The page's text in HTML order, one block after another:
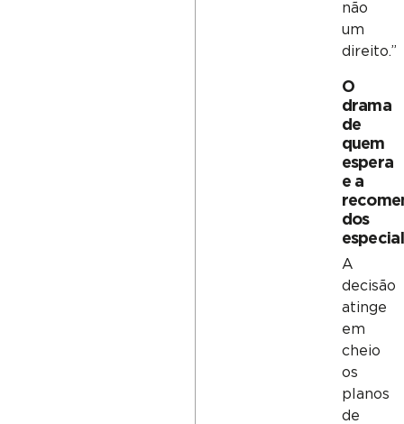
não
um
direito.”
O
drama
de
quem
espera
e a
dos
A
decisão
atinge
em
cheio
os
planos
de